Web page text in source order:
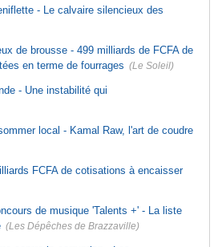
- Le calvaire silencieux des
de brousse - 499 milliards de FCFA de
en terme de fourrages (Le Soleil)
- Une instabilité qui
local - Kamal Raw, l'art de coudre
FCFA de cotisations à encaisser
de musique 'Talents +' - La liste
(Les Dépêches de Brazzaville)